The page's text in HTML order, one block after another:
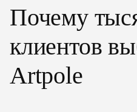
Почему
клиентов
Artpole